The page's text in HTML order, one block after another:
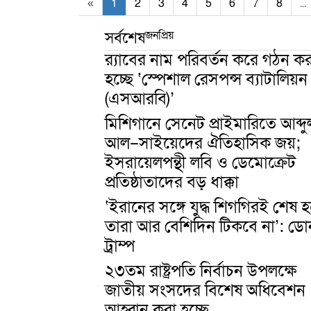
« 1 2 3 4 5 6 7 8 ...
সর্বশেষজনপ্রিয়
র‍্যাবের নাম পরিবর্তন করে গঠন
হচ্ছে ‘স্পেশাল রেসপন্স ব্যাটালিয়ন
(এসআরবি)’
মিশিগানে সেনেট প্রাইমারিতে
আল–সাইয়েদের ঐতিহাসিক জয়;
ইসরায়েলপন্থী লবি ও ডেমোক্রেট
প্রতিষ্ঠাতাদের বড় ধাক্কা
‘ইরানের সঙ্গে যুদ্ধ শিগগিরই শেষ
তারা আর বেশিদিন টিকবে না’:
ট্রাম্প
২৩তম রাষ্ট্রপতি নির্বাচন উপলক্ষে
জাতীয় সংসদের বিশেষ অধিবেশন